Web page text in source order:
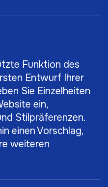
Funktion des
Entwurf Ihrer
Sie Einzelheiten
ein,
Stilpräferenzen.
einen Vorschlag,
weiteren